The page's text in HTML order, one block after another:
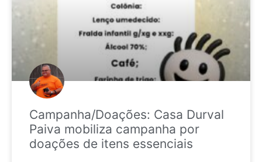
Campanha/Doações: Casa Durval
Paiva mobiliza campanha por
doações de itens essenciais